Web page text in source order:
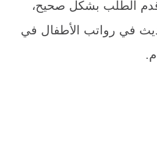
الطلب بشكل صحيح،
في رواتب الأطفال في